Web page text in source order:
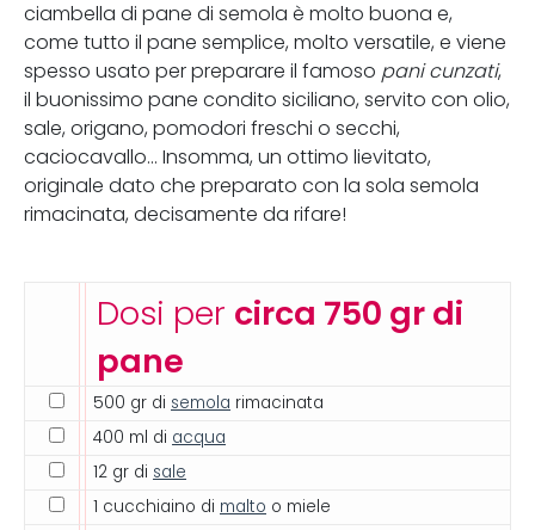
ciambella di pane di semola è molto buona e,
come tutto il pane semplice, molto versatile, e viene
spesso usato per preparare il famoso pani cunzati,
il buonissimo pane condito siciliano, servito con olio,
sale, origano, pomodori freschi o secchi,
caciocavallo... Insomma, un ottimo lievitato,
originale dato che preparato con la sola semola
rimacinata, decisamente da rifare!
Dosi per circa 750 gr di
pane
500 gr di semola rimacinata
400 ml di acqua
12 gr di sale
1 cucchiaino di malto o miele